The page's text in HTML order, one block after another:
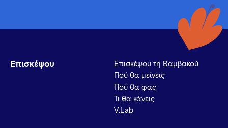
Επισκέψου
Επισκέψου τη Βαμβακού
Πού θα μείνεις
Πού θα φας
Τι θα κάνεις
V.Lab